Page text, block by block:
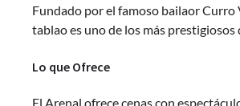
Fundado por el famoso bailaor Curro
tablao es uno de los más prestigiosos
Lo que Ofrece
El Arenal ofrece cenas con